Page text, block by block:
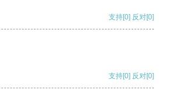
支持[0] 反对[0]
支持[0] 反对[0]